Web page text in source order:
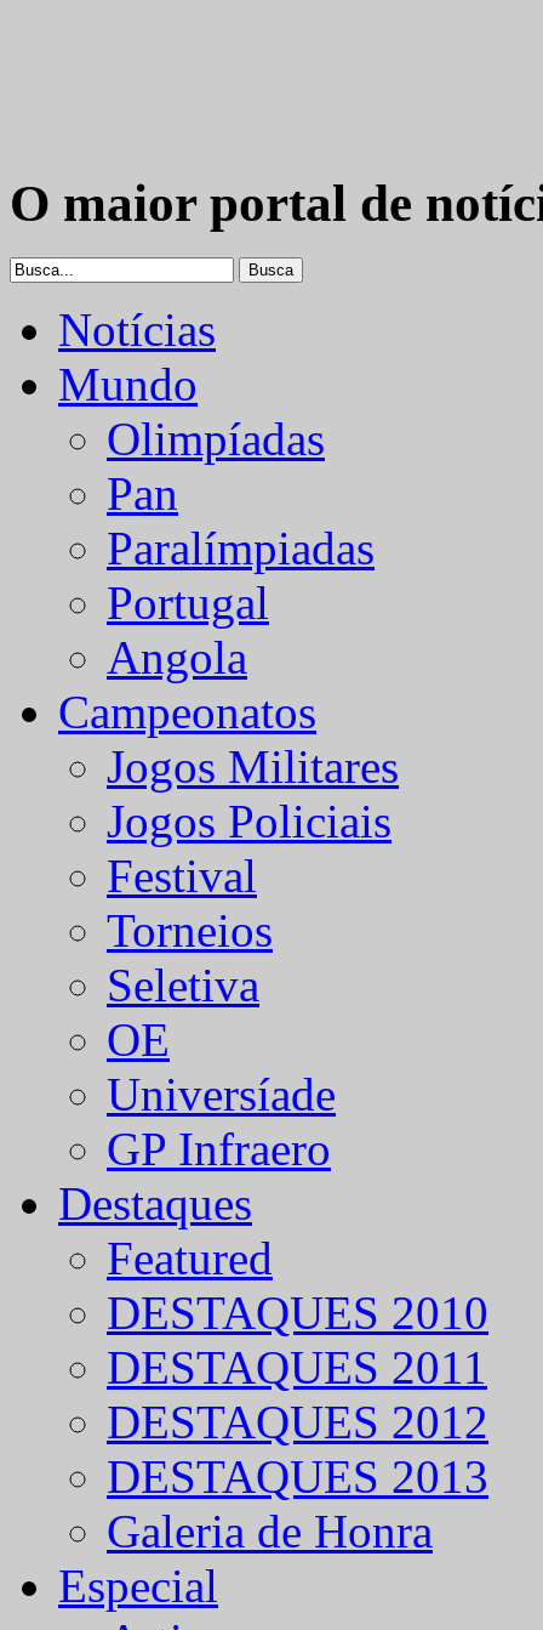
O maior portal de
Notícias
Mundo
Olimpíadas
Pan
Paralímpiadas
Portugal
Angola
Campeonatos
Jogos Militares
Jogos Policiais
Festival
Torneios
Seletiva
OE
Universíade
GP Infraero
Destaques
Featured
DESTAQUES 2010
DESTAQUES 2011
DESTAQUES 2012
DESTAQUES 2013
Galeria de Honra
Especial